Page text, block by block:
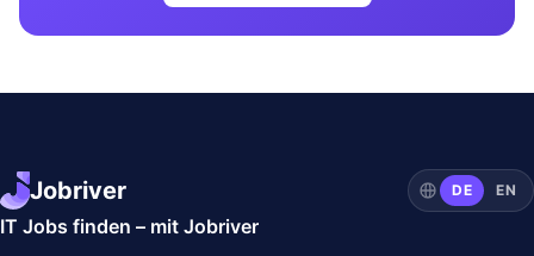
Jobriver DE EN
IT Jobs finden – mit Jobriver